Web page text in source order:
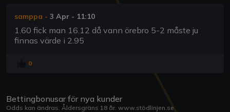
samppa - 3 Apr - 11:10
1.60 fick man 16.12 då vann örebro 5-2 måste ju
finnas värde i 2.95
0
Bettingbonusar för nya kunder
Odds kan ändras. Åldersgräns 18 år. www.stödlinjen.se